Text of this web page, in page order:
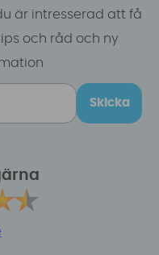
är intresserad att få
och råd och ny
Skicka